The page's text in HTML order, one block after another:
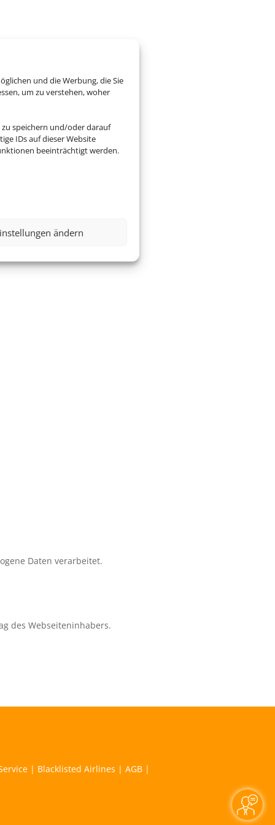
und die Werbung, die Sie
um zu verstehen, woher
speichern und/oder darauf
IDs auf dieser Website
beeinträchtigt werden.
ändern
Daten verarbeitet.
des Webseiteninhabers.
| Blacklisted Airlines | AGB|